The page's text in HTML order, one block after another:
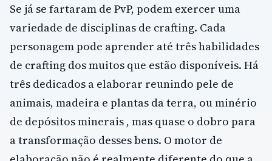
Se já se fartaram de PvP, podem exercer uma
variedade de disciplinas de crafting. Cada
personagem pode aprender até três habilidades
de crafting dos muitos que estão disponíveis. Há
três dedicados a elaborar reunindo pele de
animais, madeira e plantas da terra, ou minério
de depósitos minerais , mas quase o dobro para
a transformação desses bens. O motor de